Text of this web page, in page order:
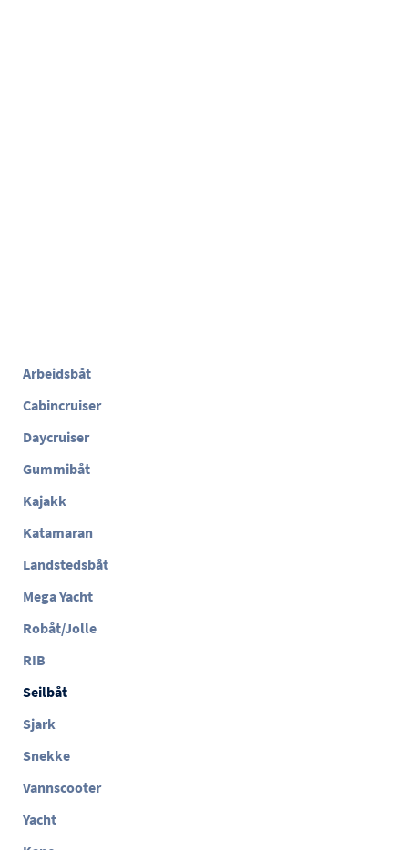
Arbeidsbåt
Cabincruiser
Daycruiser
Gummibåt
Kajakk
Katamaran
Landstedsbåt
Mega Yacht
Robåt/Jolle
RIB
Seilbåt
Sjark
Snekke
Vannscooter
Yacht